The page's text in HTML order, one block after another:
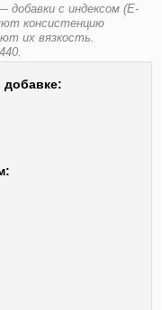
добавки с индексом (E-
консистенцию
их вязкость.